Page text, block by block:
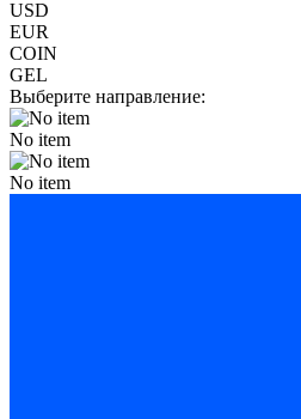
USD
EUR
COIN
GEL
Выберите направление:
No item
No item